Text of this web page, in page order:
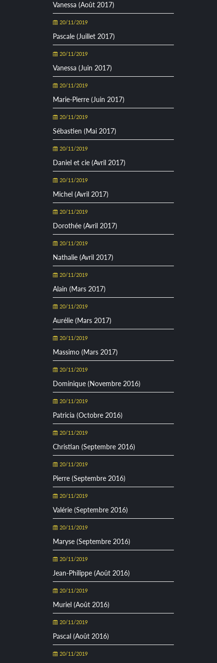
Vanessa (Août 2017)
20/11/2019
Pascale (Juillet 2017)
20/11/2019
Vanessa (Juin 2017)
20/11/2019
Marie-Pierre (Juin 2017)
20/11/2019
Sébastien (Mai 2017)
20/11/2019
Daniel et cie (Avril 2017)
20/11/2019
Michel (Avril 2017)
20/11/2019
Dorothée (Avril 2017)
20/11/2019
Nathalie (Avril 2017)
20/11/2019
Alain (Mars 2017)
20/11/2019
Aurélie (Mars 2017)
20/11/2019
Massimo (Mars 2017)
20/11/2019
Dominique (Novembre 2016)
20/11/2019
Patricia (Octobre 2016)
20/11/2019
Christian (Septembre 2016)
20/11/2019
Pierre (Septembre 2016)
20/11/2019
Valérie (Septembre 2016)
20/11/2019
Maryse (Septembre 2016)
20/11/2019
Jean-Philippe (Août 2016)
20/11/2019
Muriel (Août 2016)
20/11/2019
Pascal (Août 2016)
20/11/2019